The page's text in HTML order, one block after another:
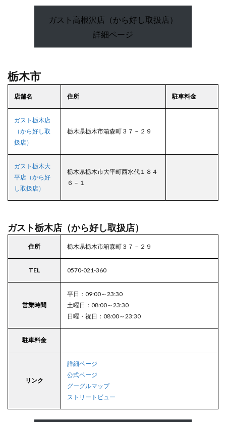
ガスト高根沢店（から好し取扱店）
詳細ページ
栃木市
店舗名 住所 駐車料金
ガスト栃木店
（から好し取
扱店）
栃木県栃木市箱森町３７－２９
ガスト栃木大
平店（から好
し取扱店）
栃木県栃木市大平町西水代１８４
６－１
ガスト栃木店（から好し取扱店）
住所 栃木県栃木市箱森町３７－２９
TEL 0570-021-360
営業時間
平日：09:00～23:30
土曜日：08:00～23:30
日曜・祝日：08:00～23:30
駐車料金
リンク
詳細ページ
公式ページ
グーグルマップ
ストリートビュー